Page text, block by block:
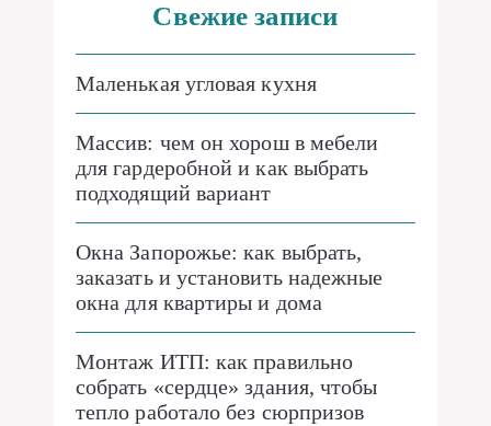
Свежие записи
Маленькая угловая кухня
Массив: чем он хорош в мебели
для гардеробной и как выбрать
подходящий вариант
Окна Запорожье: как выбрать,
заказать и установить надежные
окна для квартиры и дома
Монтаж ИТП: как правильно
собрать «сердце» здания, чтобы
тепло работало без сюрпризов